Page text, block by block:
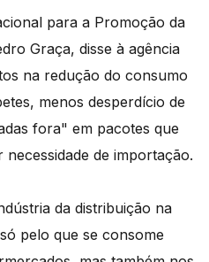
para a Promoção da
Graça, disse à agência
na redução do consumo
menos desperdício de
fora" em pacotes que
de importação.
da distribuição na
pelo que se consome